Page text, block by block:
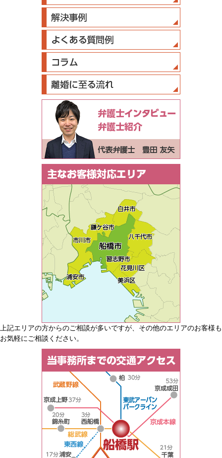
上記エリアの方からのご相談が多いですが、その他のエリアのお客様も
お気軽にご相談ください。